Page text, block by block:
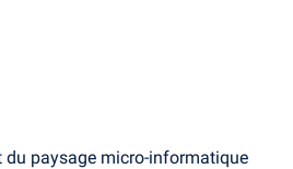
du paysage micro-informatique